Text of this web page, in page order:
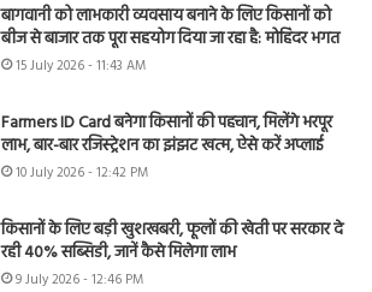
बागवानी को लाभकारी व्यवसाय बनाने के लिए किसानों को
बीज से बाजार तक पूरा सहयोग दिया जा रहा है: मोहिंदर भगत
15 July 2026 - 11:43 AM
Farmers ID Card बनेगा किसानों की पहचान, मिलेंगे भरपूर
लाभ, बार-बार रजिस्ट्रेशन का झंझट खत्म, ऐसे करें अप्लाई
10 July 2026 - 12:42 PM
किसानों के लिए बड़ी खुशखबरी, फूलों की खेती पर सरकार दे
रही 40% सब्सिडी, जानें कैसे मिलेगा लाभ
9 July 2026 - 12:46 PM